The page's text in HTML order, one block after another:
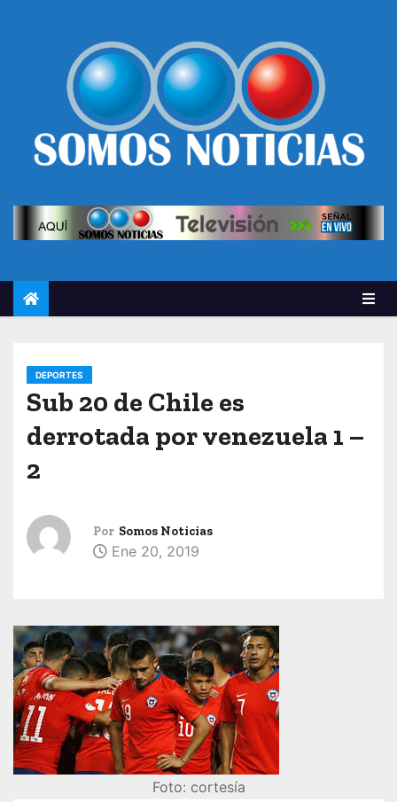
DEPORTES
Sub 20 de Chile es
derrotada por venezuela 1 –
2
Por Somos Noticias
Ene 20, 2019
Foto: cortesía